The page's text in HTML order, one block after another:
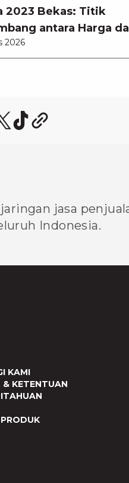
2023 Bekas: Titik
antara Harga
Teknologi
2026
jasa
Indonesia.
KAMI
& KETENTUAN